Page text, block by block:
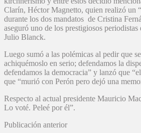
Clarín, Héctor Magnetto, quien realizó un
durante los dos mandatos de Cristina
aseguró uno de los prestigiosos
Julio Blanck.
Luego sumó a las polémicas al pedir que
achiquémoslo en serio; defendamos la
defendamos la democracia” y lanzó que
que “murió con Perón pero dejó una
Respecto al actual presidente Mauricio
Lo voté. Peleé por él”.
Publicación anterior